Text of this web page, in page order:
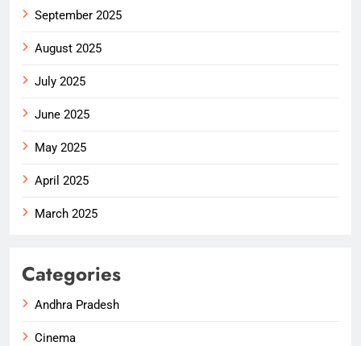
September 2025
August 2025
July 2025
June 2025
May 2025
April 2025
March 2025
Categories
Andhra Pradesh
Cinema